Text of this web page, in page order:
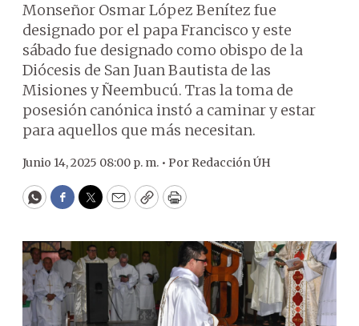
Monseñor Osmar López Benítez fue
designado por el papa Francisco y este
sábado fue designado como obispo de la
Diócesis de San Juan Bautista de las
Misiones y Ñeembucú. Tras la toma de
posesión canónica instó a caminar y estar
para aquellos que más necesitan.
Junio 14, 2025 08:00 p. m. • Por Redacción ÚH
WhatsApp
Facebook
Twitter
EmailCopyPrint